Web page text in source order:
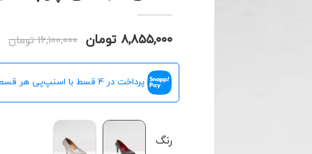
۸,۸۵۵,۰۰۰ تومان ۱۶,۱۰۰,۰۰۰ تومان
پرداخت در 4 قسط با اسنپ‌پی هر قسط
رنگ